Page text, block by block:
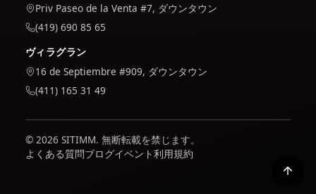
Priv Paseo de la Venta #7, ダウンタウン
(419) 690 85 65
ヴィラグラン
16 de Septiembre #909, ダウンタウン
(411) 165 31 49
© 2026 SITIMM. 無断転載を禁じます。
よくある質問ブログイベント利用規約